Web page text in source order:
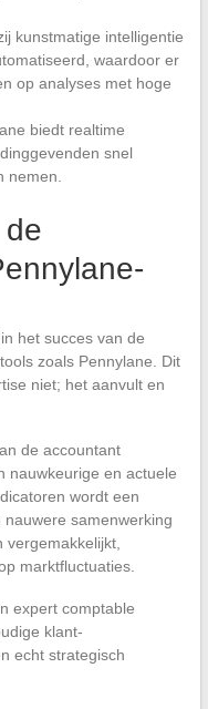
kunstmatige intelligentie
waardoor er
op analyses met hoge
biedt realtime
snel
nemen.
het succes van de
zoals Pennylane. Dit
niet; het aanvult en
de accountant
nauwkeurige en actuele
wordt een
samenwerking
marktfluctuaties.
expert comptable
klant-
echt strategisch